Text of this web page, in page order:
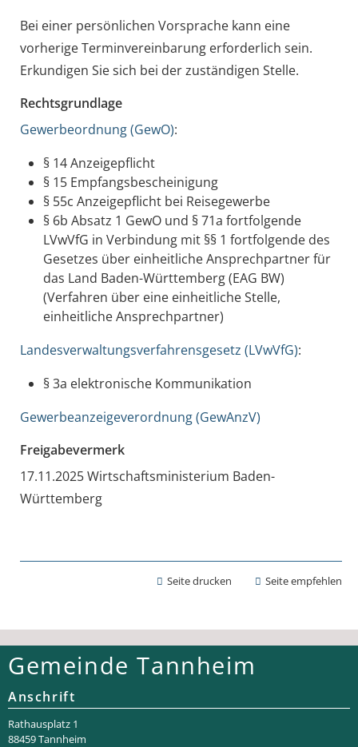
Bei einer persönlichen Vorsprache kann eine
vorherige Terminvereinbarung erforderlich sein.
Erkundigen Sie sich bei der zuständigen Stelle.
Rechtsgrundlage
Gewerbeordnung (GewO):
§ 14 Anzeigepflicht
§ 15 Empfangsbescheinigung
§ 55c Anzeigepflicht bei Reisegewerbe
§ 6b Absatz 1 GewO und § 71a fortfolgende
LVwVfG in Verbindung mit §§ 1 fortfolgende des
Gesetzes über einheitliche Ansprechpartner für
das Land Baden-Württemberg(EAG BW)
(Verfahren über eine einheitliche Stelle,
einheitliche Ansprechpartner)
Landesverwaltungsverfahrensgesetz (LVwVfG):
§ 3a elektronische Kommunikation
Gewerbeanzeigeverordnung (GewAnzV)
Freigabevermerk
17.11.2025 Wirtschaftsministerium Baden-
Württemberg
Seite drucken Seite empfehlen
Gemeinde Tannheim
Anschrift
Rathaus­platz 1
88459 Tannheim